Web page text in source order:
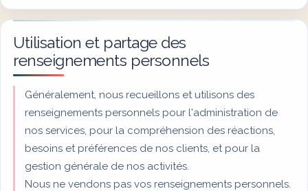
Utilisation et partage des
renseignements personnels
Généralement, nous recueillons et utilisons des
renseignements personnels pour l'administration de
nos services, pour la compréhension des réactions,
besoins et préférences de nos clients, et pour la
gestion générale de nos activités.
Nous ne vendons pas vos renseignements personnels.